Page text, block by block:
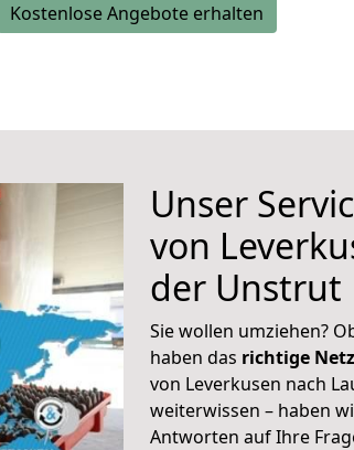
Kostenlose Angebote erhalten
Unser
von
der Unstrut
Sie wollen umziehen?
haben das richtige
von Leverkusen nach
weiterwissen – haben
Antworten auf Ihre